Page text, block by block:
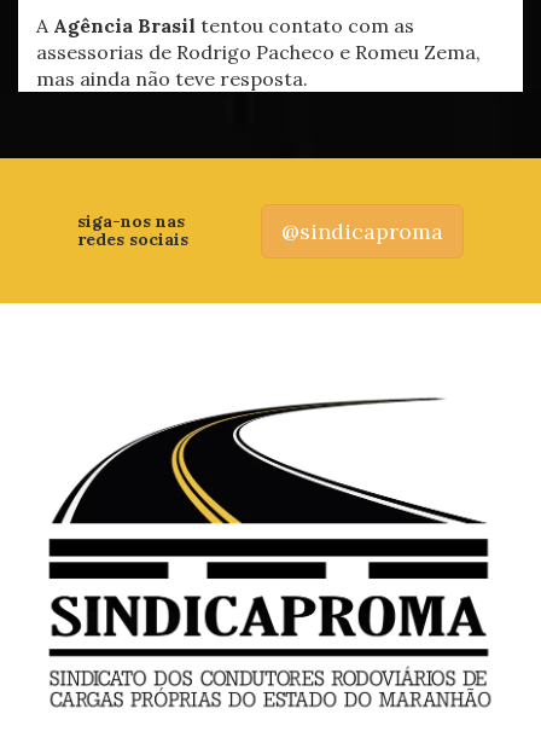
A Agência Brasil tentou contato com as
assessorias de Rodrigo Pacheco e Romeu Zema,
mas ainda não teve resposta.
siga-nos nas
redes sociais
@sindicaproma